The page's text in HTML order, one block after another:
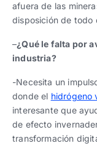
afuera de las
disposición de todo
–¿Qué le falta por
industria?
-Necesita un
donde el hidrógeno
interesante que
de efecto
transformación